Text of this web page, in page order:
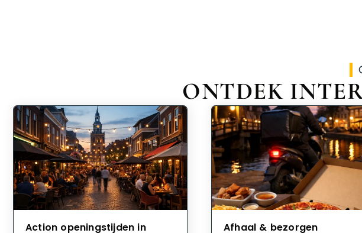
ONTDEK
Action openingstijden in
Afhaal & bezorgen